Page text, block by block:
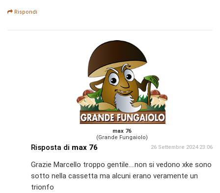
Rispondi
max 76
(Grande Fungaiolo)
Risposta di max 76 26 Settembre 2024 23:06
Grazie Marcello troppo gentile....non si vedono xke sono
sotto nella cassetta ma alcuni erano veramente un
trionfo